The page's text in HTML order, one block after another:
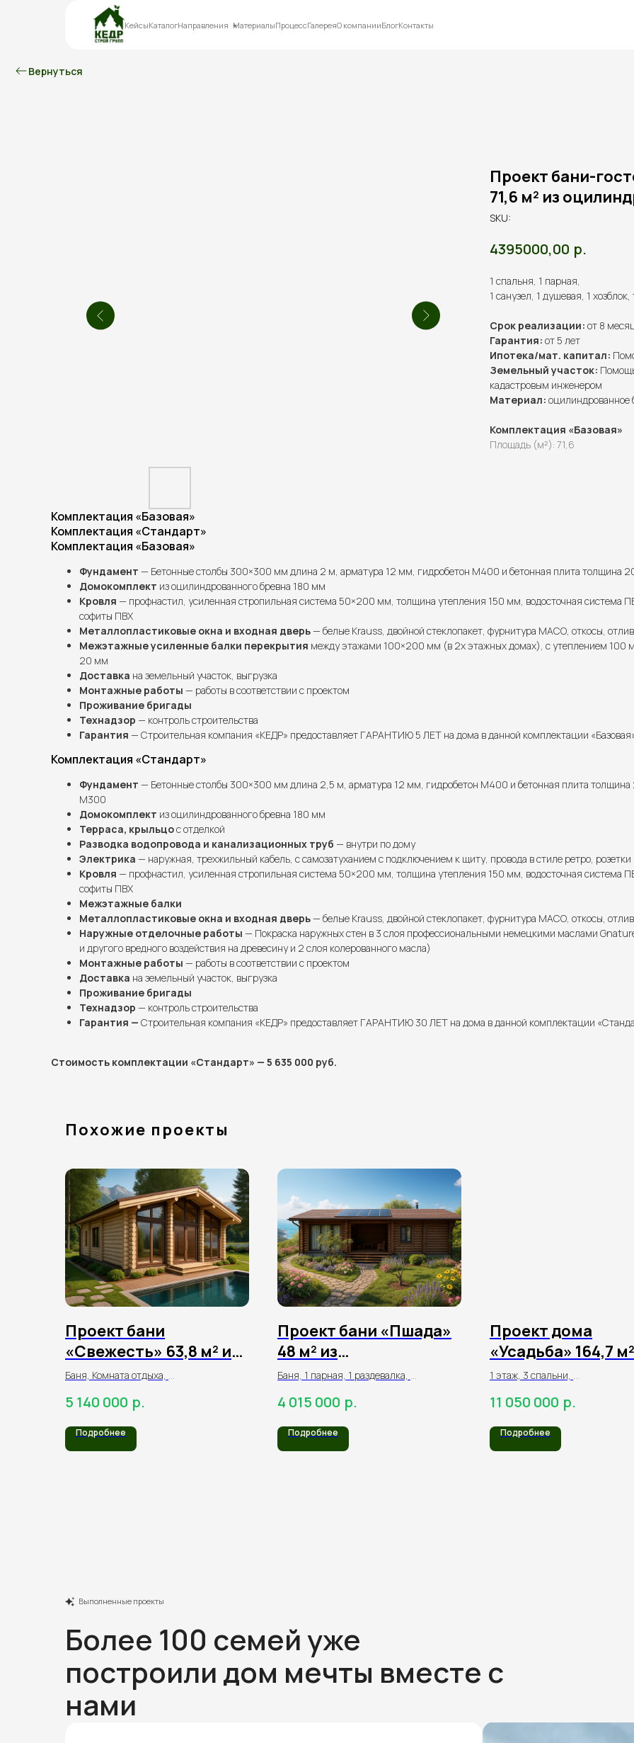
КейсыКаталогНаправления МатериалыПроцессГалереяО компанииБлогКонтакты
Вернуться
Проект бани-
71,6 м² из
SKU:
4395000,00 р.
1 спальня, 1 парная,
1 санузел, 1 душевая, 1 хозблок,
Срок реализации: от 8
Гарантия: от 5 лет
Ипотека/мат. капитал:
Земельный участок:
кадастровым инженером
Материал: оцилиндрованное
Комплектация «Базовая»
Площадь (м²): 71,6
Комплектация «Базовая»
Комплектация «Стандарт»
Комплектация «Базовая»
Фундамент — Бетонные столбы 300×300 мм длина 2 м, арматура 12 мм, гидробетон М400 и бетонная плита толщина
Домокомплект из оцилиндрованного бревна 180 мм
Кровля — профнастил, усиленная стропильная система 50×200 мм, толщина утепления 150 мм, водосточная система
софиты ПВХ
Металлопластиковые окна и входная дверь— белые Krauss, двойной стеклопакет, фурнитура МАСО, откосы,
Межэтажные усиленные балки перекрытия между этажами 100×200 мм (в 2х этажных домах), с утеплением 100
20 мм
Доставка на земельный участок, выгрузка
Монтажные работы — работы в соответствии с проектом
Проживание бригады
Технадзор — контроль строительства
Гарантия — Строительная компания «КЕДР» предоставляет ГАРАНТИЮ 5 ЛЕТ на дома в данной комплектации
Комплектация «Стандарт»
Фундамент — Бетонные столбы 300×300 мм длина 2,5 м, арматура 12 мм, гидробетон М400 и бетонная плита
М300
Домокомплект из оцилиндрованного бревна 180 мм
Терраса, крыльцос отделкой
Разводка водопровода и канализационных труб — внутри по дому
Электрика — наружная, трехжильный кабель, с самозатуханием с подключением к щиту, провода в стиле ретро,
Кровля — профнастил, усиленная стропильная система 50×200 мм, толщина утепления 150 мм, водосточная система
софиты ПВХ
Межэтажные балки
Металлопластиковые окна и входная дверь— белые Krauss, двойной стеклопакет, фурнитура МАСО, откосы,
Наружные отделочные работы — Покраска наружных стен в 3 слоя профессиональными немецкими маслами
и другого вредного воздействия на древесину и 2 слоя колерованного масла)
Монтажные работы — работы в соответствии с проектом
Доставка на земельный участок, выгрузка
Проживание бригады
Технадзор — контроль строительства
Гарантия — Строительная компания «КЕДР» предоставляет ГАРАНТИЮ 30 ЛЕТ на дома в данной комплектации
Стоимость комплектации «Стандарт» — 5 635 000 руб.
Похожие проекты
Проект бани
«Свежесть» 63,8 м² из
оцилиндрованного
бревна
Баня, Комната отдыха,
1 Парная, 1 Санузел
5 140 000 р.
Подробнее
Проект бани «Пшада»
48 м² из
оцилиндрованного
бревна
Баня, 1 парная, 1 раздевалка,
терраса
4 015 000 р.
Подробнее
Проект дома
«Усадьба» 164,7
бревна
1 этаж, 3 спальни,
терраса
11 050 000 р.
Подробнее
Более 100 семей уже
построили дом мечты вместе с
нами
Выполненные проекты